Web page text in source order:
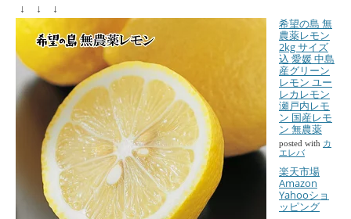
↓ ↓ ↓
希望の島 無
農薬レモン
2kg サイズ
込 愛媛 中島
産グリーン
レモン ユー
レカレモン
瀬戸内レモ
ン 国産レモ
ン 無農薬
posted with カ
エレバ
楽天市場
Amazon
Yahooショ
ッピング